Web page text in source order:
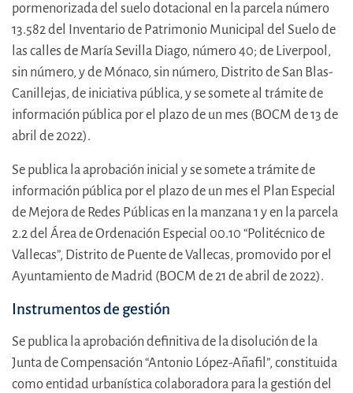
pormenorizada del suelo dotacional en la parcela número
13.582 del Inventario de Patrimonio Municipal del Suelo de
las calles de María Sevilla Diago, número 40; de Liverpool,
sin número, y de Mónaco, sin número, Distrito de San Blas-
Canillejas, de iniciativa pública, y se somete al trámite de
información pública por el plazo de un mes (BOCM de 13 de
abril de 2022).
Se publica la aprobación inicial y se somete a trámite de
información pública por el plazo de un mes el Plan Especial
de Mejora de Redes Públicas en la manzana 1 y en la parcela
2.2 del Área de Ordenación Especial 00.10 “Politécnico de
Vallecas”, Distrito de Puente de Vallecas, promovido por el
Ayuntamiento de Madrid (BOCM de 21 de abril de 2022).
Instrumentos de gestión
Se publica la aprobación definitiva de la disolución de la
Junta de Compensación “Antonio López-Añafil”, constituida
como entidad urbanística colaboradora para la gestión del